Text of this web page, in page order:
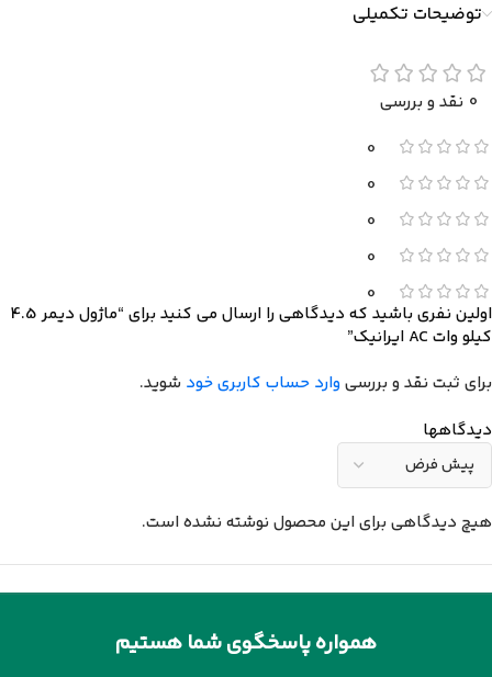
توضیحات تکمیلی
0 نقد و بررسی
0
0
0
0
0
دیدگاهها
هیچ دیدگاهی برای این محصول نوشته نشده است.
اولین نفری باشید که دیدگاهی را ارسال می کنید برای “ماژول دیمر 4.5
کیلو وات AC ایرانیک”
برای ثبت نقد و بررسیوارد حساب کاربری خود شوید.
همواره پاسخگوی شما هستیم